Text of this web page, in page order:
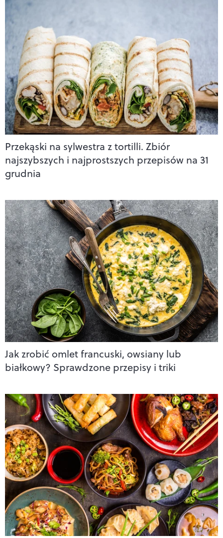
Przekąski na sylwestra z tortilli. Zbiór
najszybszych i najprostszych przepisów na 31
grudnia
Jak zrobić omlet francuski, owsiany lub
białkowy? Sprawdzone przepisy i triki